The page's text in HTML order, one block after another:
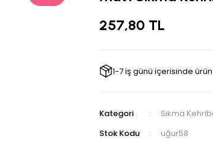
257,80 TL
1-7 iş günü içerisinde
Kategori
Sıkma
Stok Kodu
uğur58